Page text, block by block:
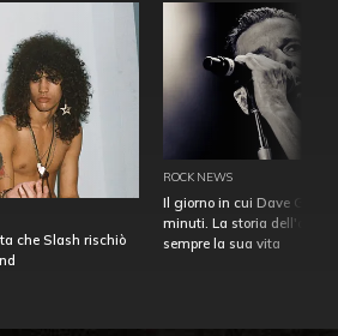
che Slash rischiò
ROCK NEWS
Il giorno in cui Dave
minuti. La storia
sempre la sua vita